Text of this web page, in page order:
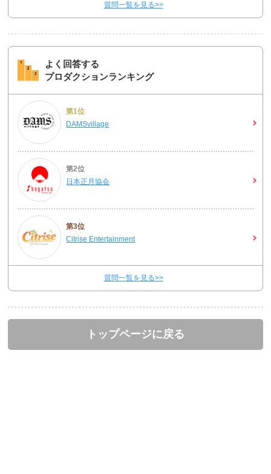
質問一覧を見る>>
よく回答する
プロダクションランキング
第1位
DAMSvillage
第2位
日本正月協会
第3位
Citrise Entertainment
質問一覧を見る>>
トップページに戻る